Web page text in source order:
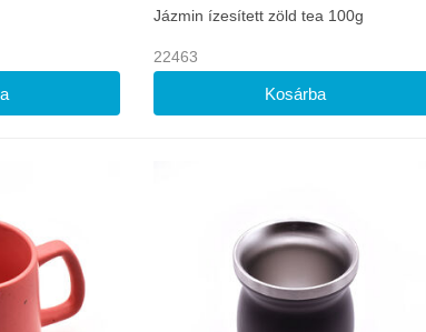
Jázmin ízesített zöld tea 100g
22463